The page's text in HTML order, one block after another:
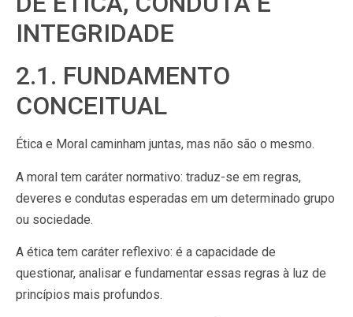
INTEGRIDADE
2.1. FUNDAMENTO
CONCEITUAL
Ética e Moral caminham juntas, mas não são o mesmo.
A moral tem caráter normativo: traduz-se em regras,
deveres e condutas esperadas em um determinado grupo
ou sociedade.
A ética tem caráter reflexivo: é a capacidade de
questionar, analisar e fundamentar essas regras à luz de
princípios mais profundos.